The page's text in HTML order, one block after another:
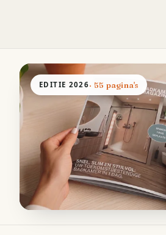
EDITIE 2026· 55 pagina's